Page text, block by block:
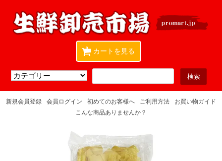
カートを見る
0
新規会員登録 会員ログイン 初めてのお客様へ ご利用方法
お買い物ガイド
こんな商品ありませんか？